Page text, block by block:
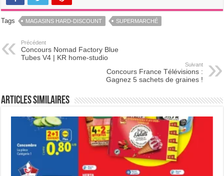
Tags MAGASINS HARD-DISCOUNT SUPERMARCHÉ
Précédent
Concours Nomad Factory Blue
Tubes V4 | KR home-studio
Suivant
Concours France Télévisions :
Gagnez 5 sachets de graines !
Articles Similaires